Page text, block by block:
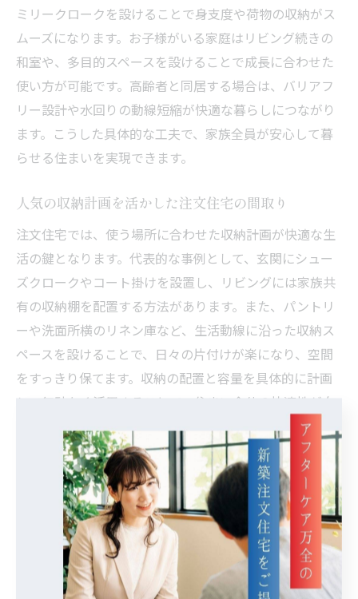
ミリークロークを設けることで身支度や荷物の収納がス
ムーズになります。お子様がいる家庭はリビング続きの
和室や、多目的スペースを設けることで成長に合わせた
使い方が可能です。高齢者と同居する場合は、バリアフ
リー設計や水回りの動線短縮が快適な暮らしにつながり
ます。こうした具体的な工夫で、家族全員が安心して暮
らせる住まいを実現できます。
人気の収納計画を活かした注文住宅の間取り
注文住宅では、使う場所に合わせた収納計画が快適な生
活の鍵となります。代表的な事例として、玄関にシュー
ズクロークやコート掛けを設置し、リビングには家族共
有の収納棚を配置する方法があります。また、パントリ
ーや洗面所横のリネン庫など、生活動線に沿った収納ス
ペースを設けることで、日々の片付けが楽になり、空間
をすっきり保てます。収納の配置と容量を具体的に計画
し、無駄なく活用することで、住まい全体の快適性が向
上します。
注文住宅ならではの空間活用術を寝屋川市で実感
寝屋川市の注文住宅では、敷地条件や周辺環境に合わせ
て空間を最大限に活用する工夫が求められます。例え
ば、限られた敷地でも吹き抜けやスキップフロアを活用
することで、開放感とプライバシーを両立できます。階